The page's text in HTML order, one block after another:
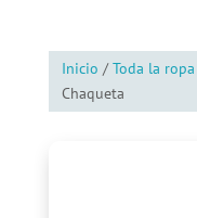
Inicio /Toda la ropa
Chaqueta